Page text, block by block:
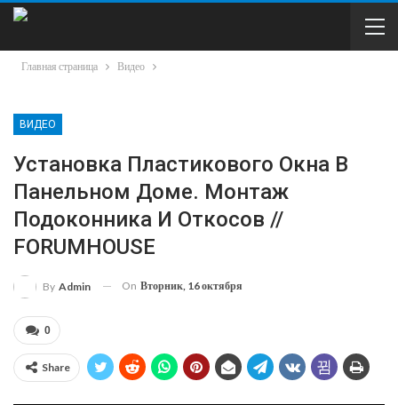
Главная страница Видео
ВИДЕО
Установка Пластикового Окна В
Панельном Доме. Монтаж
Подоконника И Откосов //
FORUMHOUSE
By Admin On Вторник, 16 октября
0
Share